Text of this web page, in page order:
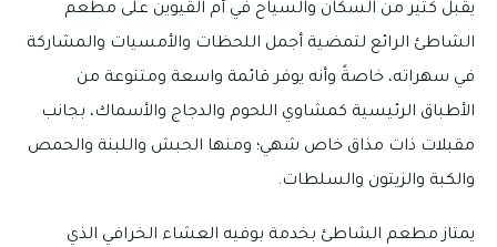
يقبل كثير من السكان والسياح في أم القيوين على مطعم
الشاطئ الرائع لتمضية أجمل اللحظات والأمسيات والمشاركة
في سهراته، خاصةً وأنه يوفر قائمة واسعة ومتنوعة من
الأطباق الرئيسية كمشاوي اللحوم والدجاج والأسماك، بجانب
مقبلات ذات مذاق خاص شهي؛ ومنها الحبش واللبنة والحمص
والكبة والزيتون والسلطات.
يمتاز مطعم الشاطئ بخدمة بوفيه العشاء الخرافي الذي